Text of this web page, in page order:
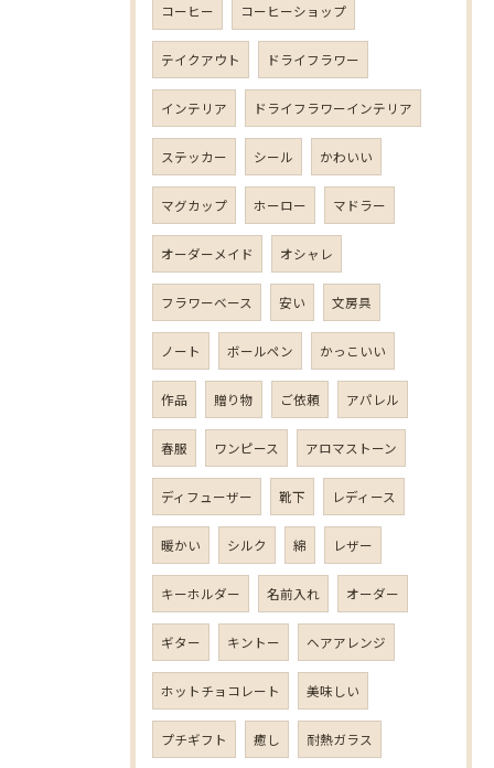
コーヒー コーヒーショップ
テイクアウト ドライフラワー
インテリア ドライフラワーインテリア
ステッカー シール かわいい
マグカップ ホーロー マドラー
オーダーメイド オシャレ
フラワーベース 安い 文房具
ノート ボールペン かっこいい
作品 贈り物 ご依頼 アパレル
春服 ワンピース アロマストーン
ディフューザー 靴下 レディース
暖かい シルク 綿 レザー
キーホルダー 名前入れ オーダー
ギター キントー ヘアアレンジ
ホットチョコレート 美味しい
プチギフト 癒し 耐熱ガラス